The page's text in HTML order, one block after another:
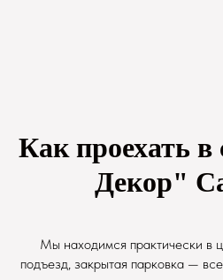
Как проехать
Декор"
Мы находимся практически в
подъезд, закрытая парковка —